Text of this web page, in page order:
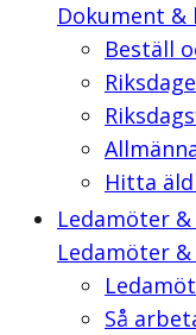
Dokument &
Beställ
Hitta
Ledamöter
Ledamöter
Så